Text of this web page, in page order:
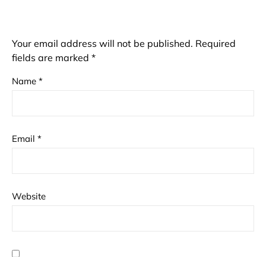
Your email address will not be published. Required
fields are marked *
Name *
Email *
Website